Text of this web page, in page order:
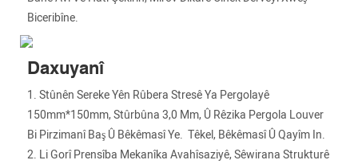
Biceribîne.
Daxuyanî
1. Stûnên Sereke Yên Rûbera Stresê Ya Pergolayê
150mm*150mm, Stûrbûna 3,0 Mm, Û Rêzika Pergola Louver
Bi Pirzimanî Baş Û Bêkêmasî Ye. Têkel, Bêkêmasî Û Qayîm In.
2. Li Gorî Prensîba Mekanîka Avahîsaziyê, Sêwirana Strukturê